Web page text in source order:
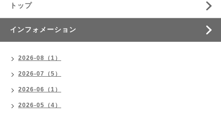
トップ
インフォメーション
2026-08（1）
2026-07（5）
2026-06（1）
2026-05（4）